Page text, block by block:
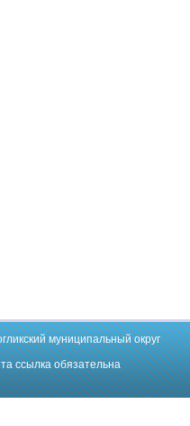
муниципальный округ
ссылка обязательна